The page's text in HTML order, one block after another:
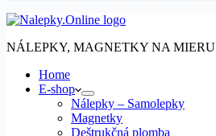
NÁLEPKY, MAGNETKY NA MIERU
Home
E-shop
Nálepky – Samolepky
Magnetky
Deštrukčná plomba